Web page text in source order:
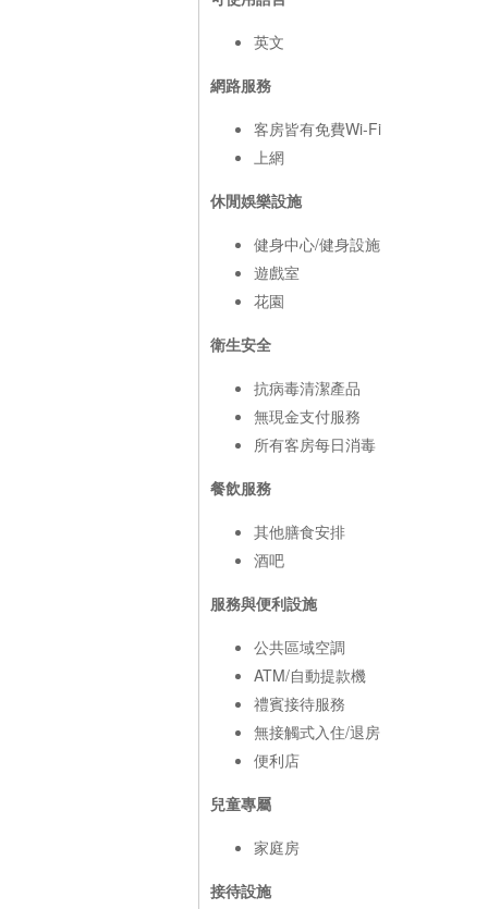
英文
網路服務
客房皆有免費Wi-Fi
上網
休閒娛樂設施
健身中心/健身設施
遊戲室
花園
衛生安全
抗病毒清潔產品
無現金支付服務
所有客房每日消毒
餐飲服務
其他膳食安排
酒吧
服務與便利設施
公共區域空調
ATM/自動提款機
禮賓接待服務
無接觸式入住/退房
便利店
兒童專屬
家庭房
接待設施